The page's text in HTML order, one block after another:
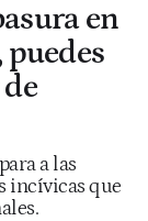
en
a las
incívicas que